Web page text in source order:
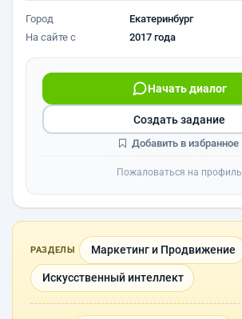
Город
Екатеринбург
На сайте с
2017 года
Начать диалог
Создать задание
Добавить в избранное
Пожаловаться на профиль
РАЗДЕЛЫ Маркетинг и Продвижение
Искусственный интеллект